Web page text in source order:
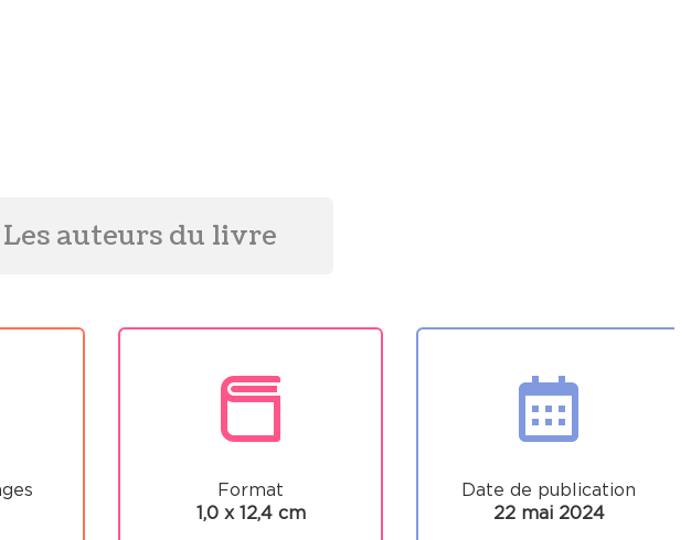
Les auteurs du livre
Format
1,0 x 12,4 cm
Date de publication
22 mai 2024